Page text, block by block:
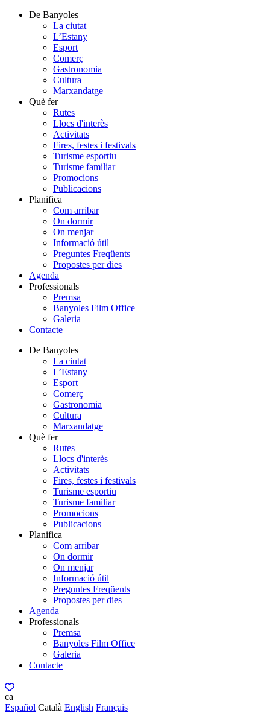
De Banyoles
La ciutat
L’Estany
Esport
Comerç
Gastronomia
Cultura
Marxandatge
Què fer
Rutes
Llocs d'interès
Activitats
Fires, festes i festivals
Turisme esportiu
Turisme familiar
Promocions
Publicacions
Planifica
Com arribar
On dormir
On menjar
Informació útil
Preguntes Freqüents
Propostes per dies
Agenda
Professionals
Premsa
Banyoles Film Office
Galeria
Contacte
De Banyoles
La ciutat
L’Estany
Esport
Comerç
Gastronomia
Cultura
Marxandatge
Què fer
Rutes
Llocs d'interès
Activitats
Fires, festes i festivals
Turisme esportiu
Turisme familiar
Promocions
Publicacions
Planifica
Com arribar
On dormir
On menjar
Informació útil
Preguntes Freqüents
Propostes per dies
Agenda
Professionals
Premsa
Banyoles Film Office
Galeria
Contacte
ca
Español Català English Français